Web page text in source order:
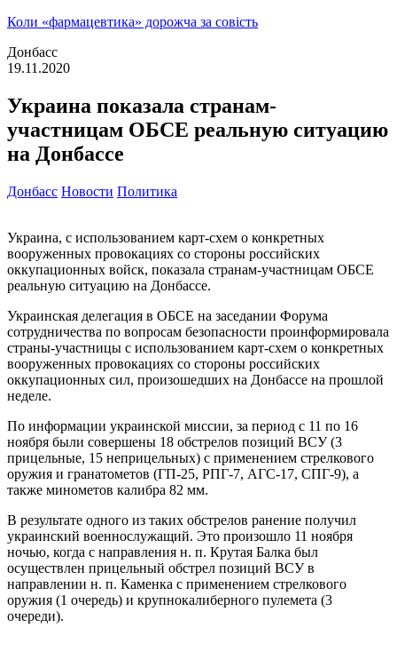
Коли «фармацевтика» дорожча за совість
Донбасс
19.11.2020
Украина показала странам-
участницам ОБСЕ реальную ситуацию
на Донбассе
Донбасс Новости Политика
Украина, с использованием карт-схем о конкретных
вооруженных провокациях со стороны российских
оккупационных войск, показала странам-участницам ОБСЕ
реальную ситуацию на Донбассе.
Украинская делегация в ОБСЕ на заседании Форума
сотрудничества по вопросам безопасности проинформировала
страны-участницы с использованием карт-схем о конкретных
вооруженных провокациях со стороны российских
оккупационных сил, произошедших на Донбассе на прошлой
неделе.
По информации украинской миссии, за период с 11 по 16
ноября были совершены 18 обстрелов позиций ВСУ (3
прицельные, 15 неприцельных) с применением стрелкового
оружия и гранатометов (ГП-25, РПГ-7, АГС-17, СПГ-9), а
также минометов калибра 82 мм.
В результате одного из таких обстрелов ранение получил
украинский военнослужащий. Это произошло 11 ноября
ночью, когда с направления н. п. Крутая Балка был
осуществлен прицельный обстрел позиций ВСУ в
направлении н. п. Каменка с применением стрелкового
оружия (1 очередь) и крупнокалиберного пулемета (3
очереди).